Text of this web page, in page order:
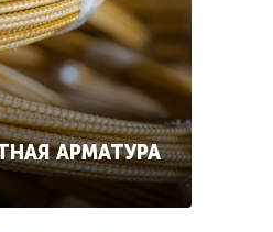
АРМАТУРА